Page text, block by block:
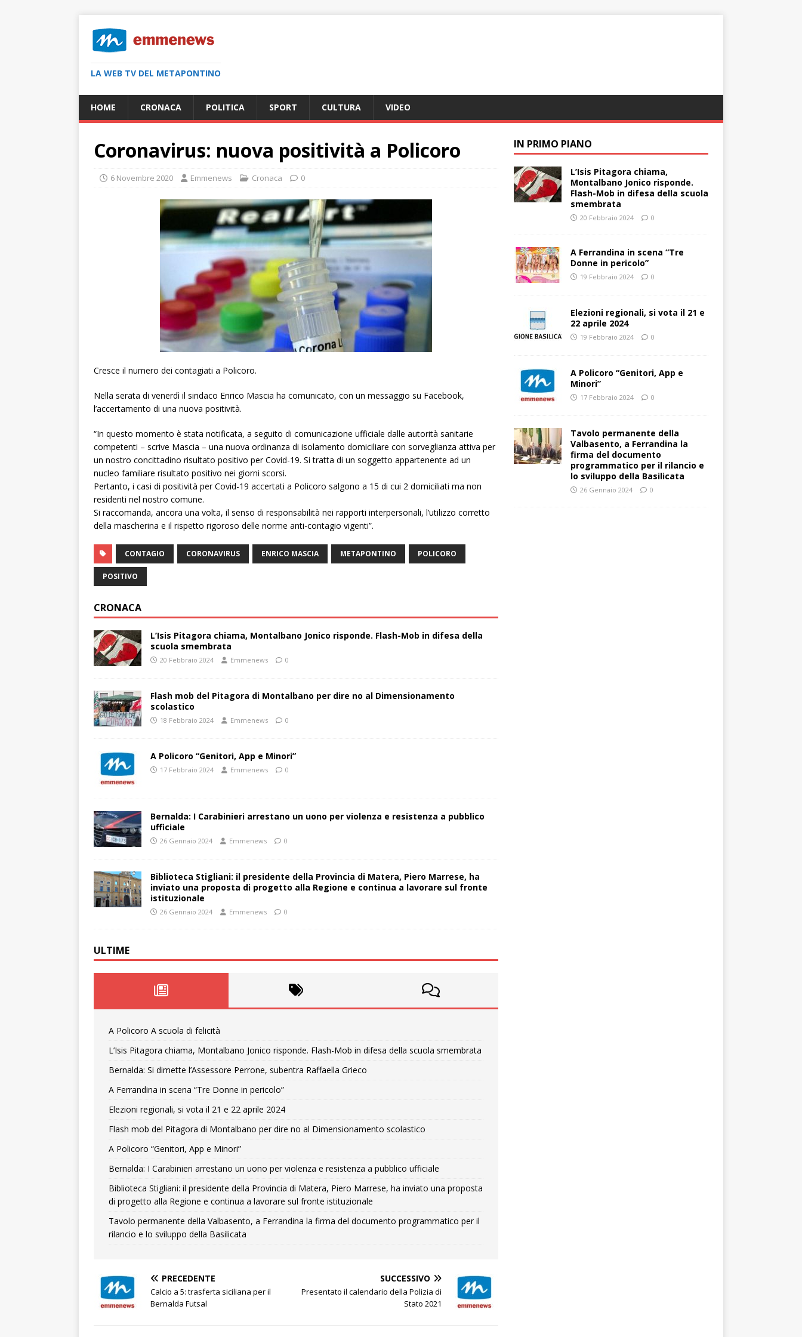
LA WEB TV DEL METAPONTINO
HOME CRONACA POLITICA SPORT CULTURA VIDEO
Coronavirus: nuova positività a Policoro
6 Novembre 2020 Emmenews Cronaca 0
Cresce il numero dei contagiati a Policoro.
Nella serata di venerdì il sindaco Enrico Mascia ha comunicato, con un messaggio su Facebook,
l’accertamento di una nuova positività.
“In questo momento è stata notificata, a seguito di comunicazione ufficiale dalle autorità sanitarie
competenti – scrive Mascia – una nuova ordinanza di isolamento domiciliare con sorveglianza attiva per
un nostro concittadino risultato positivo per Covid-19. Si tratta di un soggetto appartenente ad un
nucleo familiare risultato positivo nei giorni scorsi.
Pertanto, i casi di positività per Covid-19 accertati a Policoro salgono a 15 di cui 2 domiciliati ma non
residenti nel nostro comune.
Si raccomanda, ancora una volta, il senso di responsabilità nei rapporti interpersonali, l’utilizzo corretto
della mascherina e il rispetto rigoroso delle norme anti-contagio vigenti”.
CONTAGIO CORONAVIRUS ENRICO MASCIA METAPONTINO POLICORO
POSITIVO
CRONACA
L’Isis Pitagora chiama, Montalbano Jonico risponde. Flash-Mob in difesa della
scuola smembrata
20 Febbraio 2024 Emmenews 0
Flash mob del Pitagora di Montalbano per dire no al Dimensionamento
scolastico
18 Febbraio 2024 Emmenews 0
A Policoro “Genitori, App e Minori”
17 Febbraio 2024 Emmenews 0
Bernalda: I Carabinieri arrestano un uono per violenza e resistenza a pubblico
ufficiale
26 Gennaio 2024 Emmenews 0
Biblioteca Stigliani: il presidente della Provincia di Matera, Piero Marrese, ha
inviato una proposta di progetto alla Regione e continua a lavorare sul fronte
istituzionale
26 Gennaio 2024 Emmenews 0
ULTIME
A Policoro A scuola di felicità
L’Isis Pitagora chiama, Montalbano Jonico risponde. Flash-Mob in difesa della scuola smembrata
Bernalda: Si dimette l’Assessore Perrone, subentra Raffaella Grieco
A Ferrandina in scena “Tre Donne in pericolo”
Elezioni regionali, si vota il 21 e 22 aprile 2024
Flash mob del Pitagora di Montalbano per dire no al Dimensionamento scolastico
A Policoro “Genitori, App e Minori”
Bernalda: I Carabinieri arrestano un uono per violenza e resistenza a pubblico ufficiale
Biblioteca Stigliani: il presidente della Provincia di Matera, Piero Marrese, ha inviato una proposta
di progetto alla Regione e continua a lavorare sul fronte istituzionale
Tavolo permanente della Valbasento, a Ferrandina la firma del documento programmatico per il
rilancio e lo sviluppo della Basilicata
PRECEDENTE
Calcio a 5: trasferta siciliana per il
Bernalda Futsal
SUCCESSIVO
Presentato il calendario della Polizia di
Stato 2021
IN PRIMO PIANO
L’Isis Pitagora chiama,
Montalbano Jonico risponde.
Flash-Mob in difesa della scuola
smembrata
20 Febbraio 2024 0
A Ferrandina in scena “Tre
Donne in pericolo”
19 Febbraio 2024 0
Elezioni regionali, si vota il 21 e
22 aprile 2024
19 Febbraio 2024 0
A Policoro “Genitori, App e
Minori”
17 Febbraio 2024 0
Tavolo permanente della
Valbasento, a Ferrandina la
firma del documento
programmatico per il rilancio e
lo sviluppo della Basilicata
26 Gennaio 2024 0